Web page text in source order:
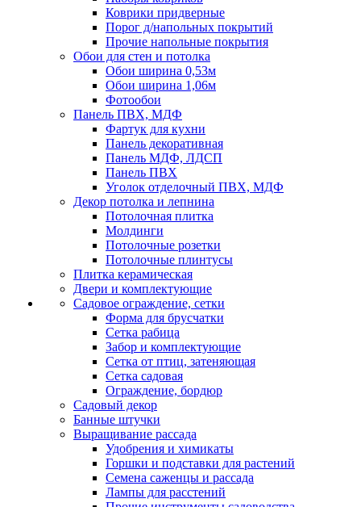
Коврики придверные
Порог д/напольных покрытий
Прочие напольные покрытия
Обои для стен и потолка
Обои ширина 0,53м
Обои ширина 1,06м
Фотообои
Панель ПВХ, МДФ
Фартук для кухни
Панель декоративная
Панель МДФ, ЛДСП
Панель ПВХ
Уголок отделочный ПВХ, МДФ
Декор потолка и лепнина
Потолочная плитка
Молдинги
Потолочные розетки
Потолочные плинтусы
Плитка керамическая
Двери и комплектующие
Садовое ограждение, сетки
Форма для брусчатки
Сетка рабица
Забор и комплектующие
Сетка от птиц, затеняющая
Сетка садовая
Ограждение, бордюр
Садовый декор
Банные штучки
Выращивание рассада
Удобрения и химикаты
Горшки и подставки для растений
Семена саженцы и рассада
Лампы для расстений